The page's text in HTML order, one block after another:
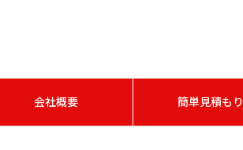
会社概要 簡単見積もり